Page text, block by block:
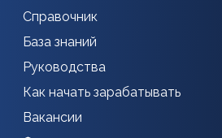
Справочник
База знаний
Руководства
Как начать зарабатывать
Вакансии